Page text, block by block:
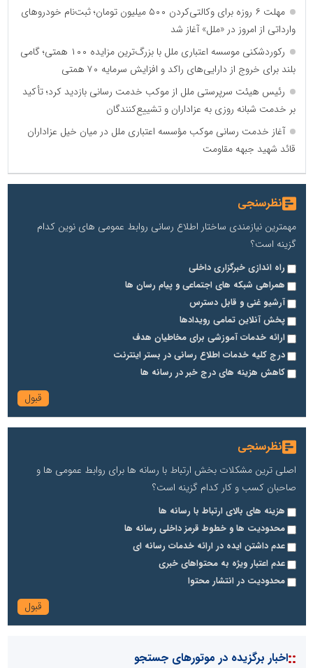
مهلت ۶ روزه برای وکالتی‌کردن ۵۰۰ میلیون تومان؛ ثبت‌نام خودروهای
وارداتی از امروز در «ملل» آغاز شد
رکوردشکنی موسسه اعتباری ملل با بزرگ‌ترین مزایده ۱۰۰ همتی؛ گامی
بلند برای خروج از دارایی‌های راکد و افزایش سرمایه ۷۰ همتی
رئیس هیئت سرپرستی ملل از موکب خدمت رسانی بازدید کرد؛ تأکید
بر خدمت شبانه روزی به عزاداران و تشییع‌کنندگان
آغاز خدمت رسانی موکب مؤسسه اعتباری ملل در میان خیل عزاداران
قائد شهید جبهه مقاومت
نظرسنجی
مهمترین نیازمندی ساختار اطلاع رسانی روابط عمومی های نوین کدام
گزینه است؟
راه اندازی خبرگزاری داخلی
همراهی شبکه های اجتماعی و پیام رسان ها
آرشیو غنی و قابل دسترس
پخش آنلاین تمامی رویدادها
ارائه خدمات آموزشی برای مخاطیان هدف
درج کلیه خدمات اطلاع رسانی در بستر اینترنت
کاهش هزینه های درج خبر در رسانه ها
نظرسنجی
اصلی ترین مشکلات بخش ارتباط با رسانه ها برای روابط عمومی ها و
صاحبان کسب و کار کدام گزینه است؟
هزینه های بالای ارتباط با رسانه ها
محدودیت ها و خطوط قرمز داخلی رسانه ها
عدم داشتن ایده در ارائه خدمات رسانه ای
عدم اعتبار ویژه به محتواهای خبری
محدودیت در انتشار محتوا
::اخبار برگزیده در موتورهای جستجو